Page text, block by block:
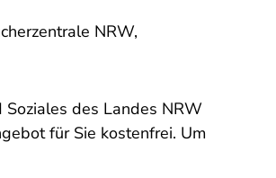
NRW,
des Landes NRW
für Sie kostenfrei. Um